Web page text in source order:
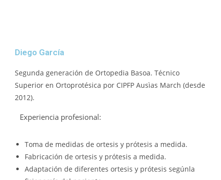
Diego García
Segunda generación de Ortopedia Basoa. Técnico
Superior en Ortoprotésica por CIPFP Ausìas March (desde
2012).
Experiencia profesional:
Toma de medidas de ortesis y prótesis a medida.
Fabricación de ortesis y prótesis a medida.
Adaptación de diferentes ortesis y prótesis segúnla